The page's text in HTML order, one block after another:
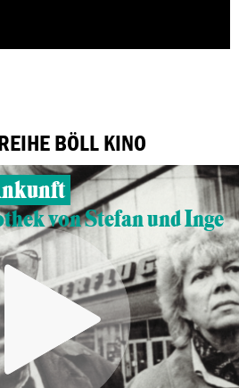
BÖLL KINO
von Stefan und Inge